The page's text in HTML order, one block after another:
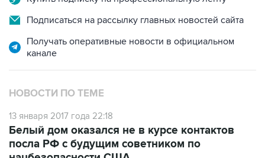
Получать оперативные новости в официальном
НОВОСТИ ПО ТЕМЕ
13 января 2017 года 22:18
посла РФ с будущим советником по
нацбезопасности США